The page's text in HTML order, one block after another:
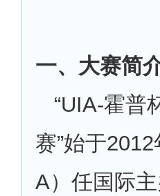
一、大赛简
“UIA-霍普
赛”始于
A）任国际